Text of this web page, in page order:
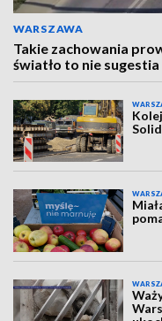
WARSZAWA
Takie zachowania
światło to nie sugestia